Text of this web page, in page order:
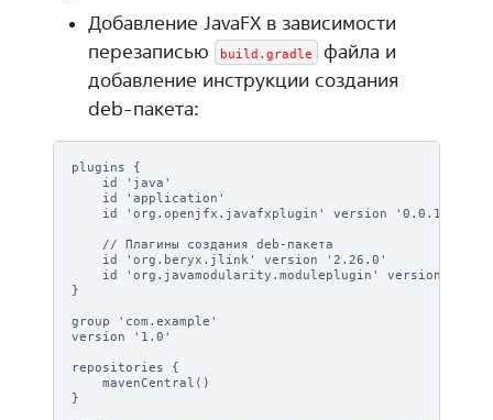
Добавление JavaFX в зависимости
перезаписью
build.gradle
файла и
добавление инструкции создания
deb-пакета:
plugins {
    id 'java'
    id 'application'
id 'org.openjfx.javafxplugin' version '0.0.13' //
    // Плагины создания deb-пакета
    id 'org.beryx.jlink' version '2.26.0'
id 'org.javamodularity.moduleplugin' version
}
group 'com.example'
version '1.0'
repositories {
    mavenCentral()
}